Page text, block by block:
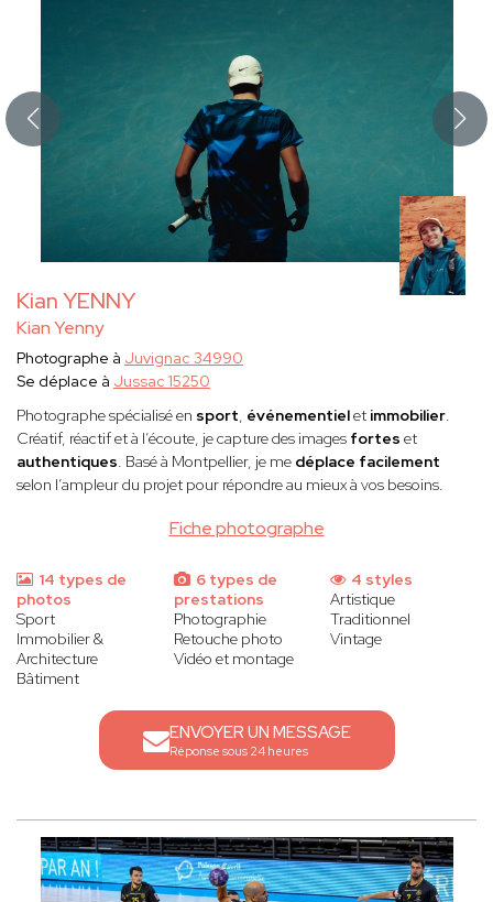
Kian YENNY
Kian Yenny
Fiche photographe
Photographe à Juvignac 34990
Se déplace à Jussac 15250
Photographe spécialisé en sport, événementielet immobilier.
Créatif, réactif et à l’écoute, je capture des images fortes et
authentiques. Basé à Montpellier, je me déplace facilement
selon l’ampleur du projet pour répondre au mieux à vos besoins.
14 types de
photos
Sport
Immobilier &
Architecture
Bâtiment
6 types de
prestations
Photographie
Retouche photo
Vidéo et montage
4 styles
Artistique
Traditionnel
Vintage
ENVOYER UN MESSAGE
Réponse sous 24 heures